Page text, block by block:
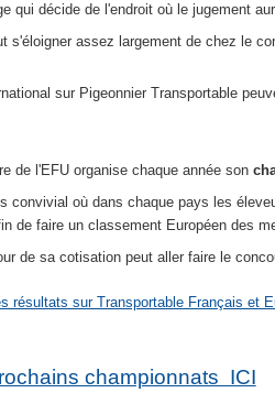
qui décide de l'endroit où le jugement
s'éloigner assez largement de chez le
sur Pigeonnier Transportable
de l'EFU organise chaque année son
convivial où dans chaque pays les
de faire un classement Européen des
de sa cotisation peut aller faire le
résultats sur Transportable Français et
championnats ICI